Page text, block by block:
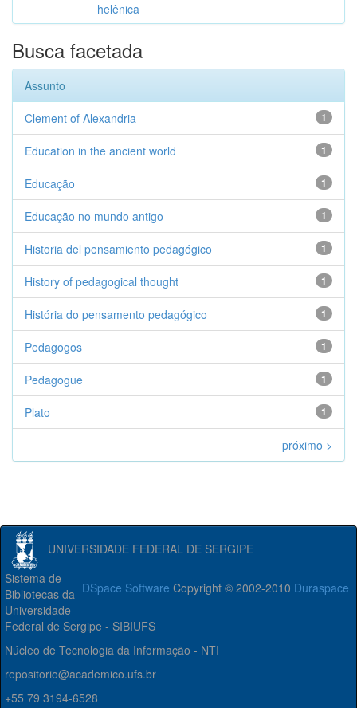
helênica
Busca facetada
Assunto
1
Clement of Alexandria
1
Education in the ancient world
1
Educação
1
Educação no mundo antigo
1
Historia del pensamiento pedagógico
1
History of pedagogical thought
1
História do pensamento pedagógico
1
Pedagogos
1
Pedagogue
1
Plato
próximo >
UNIVERSIDADE FEDERAL DE SERGIPE
DSpace Software Copyright © 2002-2010 Duraspace
Sistema de
Bibliotecas da
Universidade
Federal de Sergipe - SIBIUFS
Núcleo de Tecnologia da Informação - NTI
repositorio@academico.ufs.br
+55 79 3194-6528